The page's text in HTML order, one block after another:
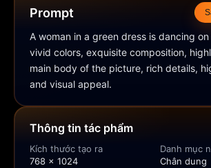
Prompt
A woman in a green dress is dancing
vivid colors, exquisite composition,
main body of the picture, rich details,
and visual appeal.
Thông tin tác phẩm
Kích thước tạo ra
768 × 1024
Danh mục
Chân dung